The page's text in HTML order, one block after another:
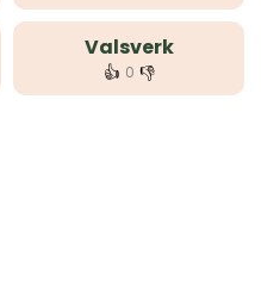
Valsverk
👍 0 👎